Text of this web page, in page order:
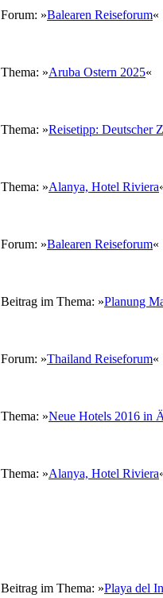
Forum: »Balearen Reiseforum«
Thema: »Aruba Ostern 2025«
Thema: »Reisetipp: Deutscher
Thema: »Alanya, Hotel Riviera
Forum: »Balearen Reiseforum«
Beitrag im Thema: »Planung
Forum: »Thailand Reiseforum«
Thema: »Neue Hotels 2016 in
Thema: »Alanya, Hotel Riviera
Beitrag im Thema: »Playa del